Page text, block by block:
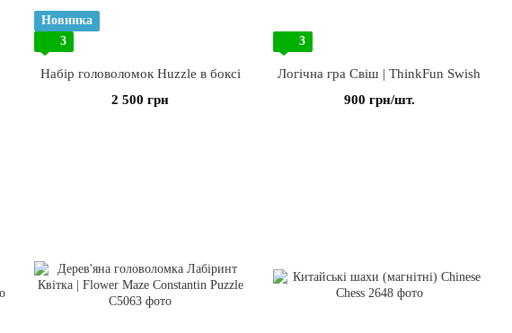
Новинка
3
Набір головоломок Huzzle в боксі
2 500 грн
3
Логічна гра Свіш | ThinkFun Swish
900 грн/шт.